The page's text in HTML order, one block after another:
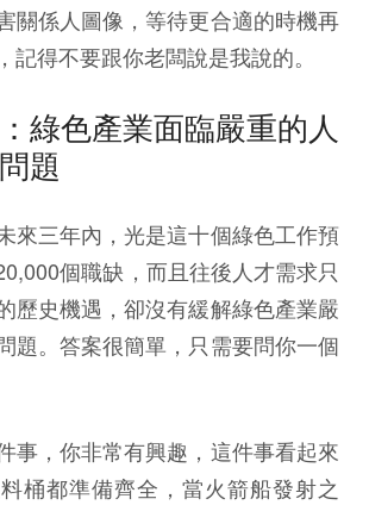
關係人圖像，等待更合適的時機再
記得不要跟你老闆說是我說的。
綠色產業面臨嚴重的人
題
三年內，光是這十個綠色工作預
個職缺，而且往後人才需求只
歷史機遇，卻沒有緩解綠色產業嚴
題。答案很簡單，只需要問你一個
，你非常有興趣，這件事看起來
桶都準備齊全，當火箭船發射之